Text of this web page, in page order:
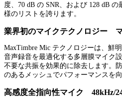
度、70 dB の SNR、および 128 dB
様のリストを誇ります。
業界初のマイクテクノロジー
MaxTimbre Mic テクノロジーは、鮮
音声録音を最適化する多層膜マイク
不要な共振を効果的に除去します。
のあるメッシュでパフォーマンスを向
高感度全指向性マイク 48kHz/